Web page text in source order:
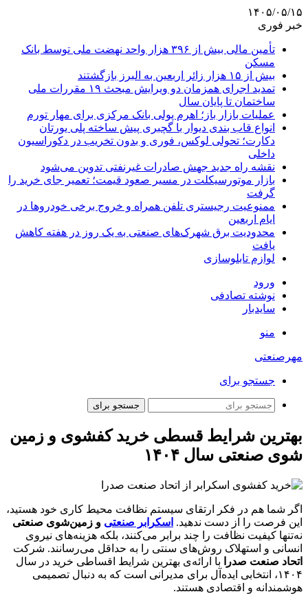
۱۴۰۵/۰۵/۱۵
خبر فوری
تأمین مالی بیش از ۳۹۶ هزار واحد نهضت ملی توسط بانک
مسکن
بیش از ۱۵ هزار زائر اربعین به البرز بازگشتند
تمدید اجرای همزمان دو ویرایش مبحث ۱۹ مقررات ملی
ساختمان تا پایان سال
عملیات بازار باز؛ اهرم پولی بانک مرکزی برای مهار تورم
انواع قاب بندی دیوار با گچبری پیش ساخته پلی یورتان
دکارت؛ تحولی لوکس، فوری و بدون تخریب در دکوراسیون
داخلی
نقشه راه جدید جهش صادرات غیرنفتی تدوین می‌شود
بازار موتورسیکلت در مسیر صعود قیمت؛ تعمیر جای خرید را
گرفت
ممنوعیت رجیستری تلفن همراه و خروج برخی خودروها در
ایام اربعین
محدودیت برق شهرک‌های صنعتی به یک روز در هفته کاهش
یافت
لوازم تابلوسازی
ورود
نوشته تصادفی
سایدبار
منو
مهرصنعتی
جستجو برای
جستجو برای
بهترین شرایط قسطی خرید کفشوی و زمین
شوی صنعتی سال ۱۴۰۴
اگر شما هم در فکر ارتقای سیستم نظافت محیط کاری خود هستید،
این فرصت را از دست ندهید. اسکرابر صنعتی و زمین‌شوی صنعتی
نه‌تنها کیفیت نظافت را چند برابر می‌کنند، بلکه هزینه‌های نیروی
انسانی و استهلاک روش‌های سنتی را به حداقل می‌رسانند. شرکت
اتحاد صنعت صدرا
با ارائه‌ی بهترین شرایط اقساطی خرید در سال
۱۴۰۴، انتخابی ایده‌آل برای مدیرانی است که به دنبال تصمیمی
هوشمندانه و اقتصادی هستند.